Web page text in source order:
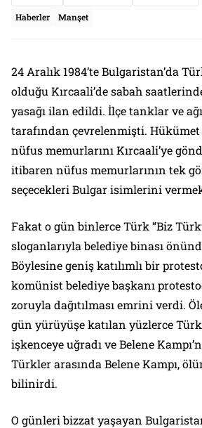
Haberler Manşet
24 Aralık 1984’te Bulgaristan’da
olduğu Kırcaali’de sabah
yasağı ilan edildi. İlçe tanklar ve
tarafından çevrelenmişti.
nüfus memurlarını Kırcaali’ye
itibaren nüfus memurlarının tek
seçecekleri Bulgar isimlerini
Fakat o gün binlerce Türk “Biz
sloganlarıyla belediye binası
Böylesine geniş katılımlı bir
komünist belediye başkanı
zoruyla dağıtılması emrini verdi.
gün yürüyüşe katılan yüzlerce Türk
işkenceye uğradı ve Belene
Türkler arasında Belene Kampı,
bilinirdi.
O günleri bizzat yaşayan